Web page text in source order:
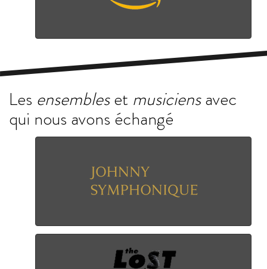
Les ensembleset musiciensavec
qui nous avons échangé